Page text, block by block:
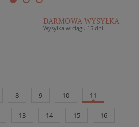
DARMOWA WYSYŁKA
Wysyłka w ciągu 15 dni
8 9 10 11
13 14 15 16